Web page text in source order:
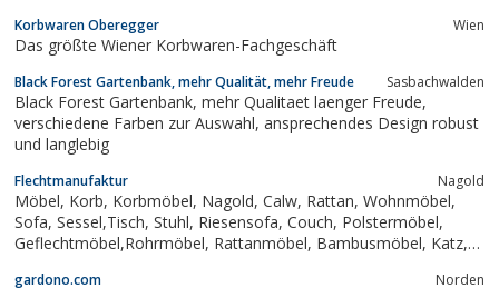
und ungeschälten Weiden, Peddigrohr, Binsen... Wir übernehmen
auch Reparaturen und...
Korbwaren Oberegger Wien
Das größte Wiener Korbwaren-Fachgeschäft
Black Forest Gartenbank, mehr Qualität, mehr Freude Sasbachwalden
Black Forest Gartenbank, mehr Qualitaet laenger Freude,
verschiedene Farben zur Auswahl, ansprechendes Design robust
und langlebig
Flechtmanufaktur Nagold
Möbel, Korb, Korbmöbel, Nagold, Calw, Rattan, Wohnmöbel,
Sofa, Sessel,Tisch, Stuhl, Riesensofa, Couch, Polstermöbel,
Geflechtmöbel,Rohrmöbel, Rattanmöbel, Bambusmöbel, Katz,
gardono.com Norden